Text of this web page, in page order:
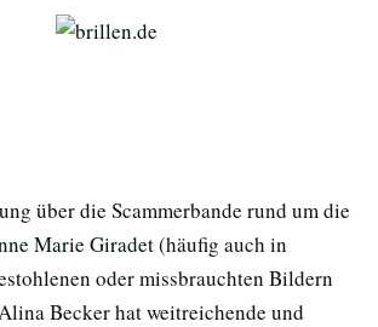
über die Scammerbande rund um die
Marie Giradet(häufig auch in
oder missbrauchten Bildern
Becker hat weitreichende und